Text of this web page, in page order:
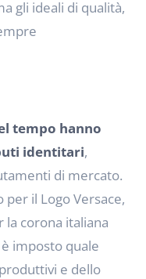
gli ideali di qualità,
tempo hanno
identitari,
di mercato.
il Logo Versace,
la corona italiana
imposto quale
e dello